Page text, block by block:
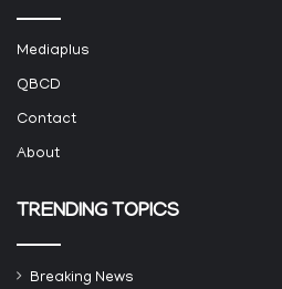
Mediaplus
QBCD
Contact
About
TRENDING TOPICS
Breaking News